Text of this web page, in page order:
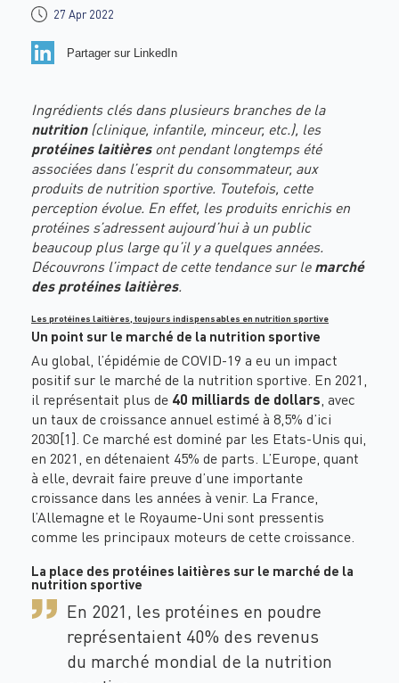
27 Apr 2022
Partager sur LinkedIn
Ingrédients clés dans plusieurs branches de la
nutrition(clinique, infantile, minceur, etc.), les
protéines laitièresont pendant longtemps été
associées dans l’esprit du consommateur, aux
produits de nutrition sportive. Toutefois, cette
perception évolue. En effet, les produits enrichis en
protéines s’adressent aujourd’hui à un public
beaucoup plus large qu’il y a quelques années.
Découvrons l’impact de cette tendance sur lemarché
des protéines laitières.
Les protéines laitières, toujours indispensables en nutrition sportive
Un point sur le marché de la nutrition sportive
Au global, l’épidémie deCOVID-19 a eu un impact
positif sur le marché de la nutrition sportive. En 2021,
il représentait plus de 40 milliards de dollars , avec
un taux de croissance annuel estimé à 8,5% d’ici
2030[1] . Ce marché est dominé par les Etats-Unis qui,
en 2021, en détenaient 45% de parts. L’Europe, quant
à elle, devrait faire preuve d’une importante
croissance dans les années à venir. La France,
l’Allemagne et le Royaume-Uni sont pressentis
comme les principaux moteurs de cette croissance.
La place des protéines laitières sur le marché de la
nutrition sportive
En 2021, les protéines en poudre
représentaient 40% des revenus
du marché mondial de la nutrition